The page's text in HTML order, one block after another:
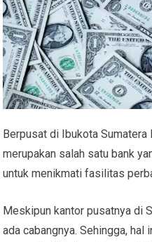
Berpusat di Ibukota Sumatera
merupakan salah satu bank
untuk menikmati fasilitas
Meskipun kantor pusatnya di
ada cabangnya. Sehingga, hal